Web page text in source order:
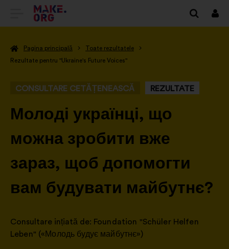
DIRECȚIONARE
PRIMA
A
SITE-
ULUI
MAKE.ORG
Pagina principală
Toate rezultatele
Rezultate pentru "Ukraine's Future Voices"
CONSULTARE CETĂȚENEASCĂ REZULTATE
-
Молоді українці, що
можна зробити вже
зараз, щоб допомогти
вам будувати майбутнє?
Consultare ințiată de: Foundation "Schüler Helfen
Leben" («Молодь будує майбутнє»)